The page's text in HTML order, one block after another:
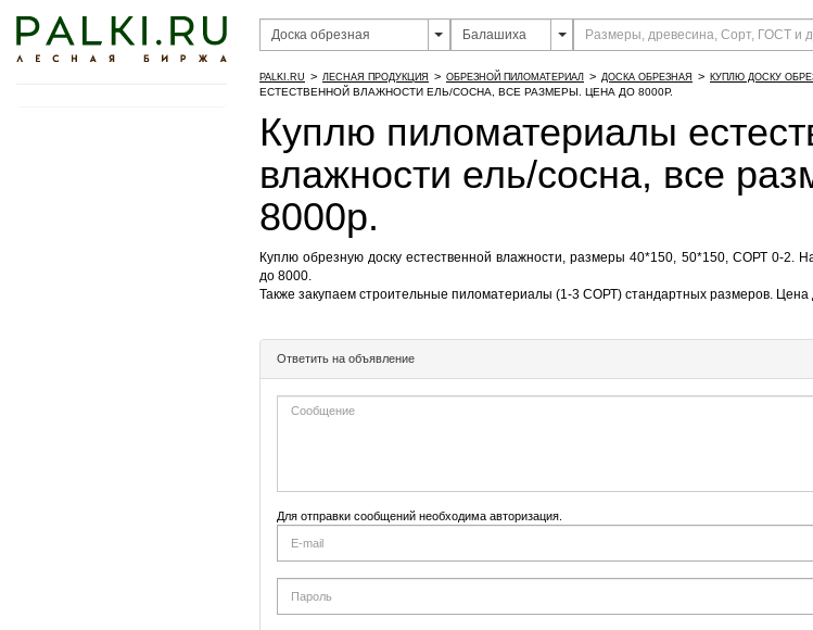
PALKI.RU > ЛЕСНАЯ ПРОДУКЦИЯ > ОБРЕЗНОЙ ПИЛОМАТЕРИАЛ > ДОСКА ОБРЕЗНАЯ > КУПЛЮ ДОСКУ
ЕСТЕСТВЕННОЙ ВЛАЖНОСТИ ЕЛЬ/СОСНА, ВСЕ РАЗМЕРЫ. ЦЕНА ДО 8000Р.
Куплю пиломатериалы
влажности ель/сосна, все
8000р.
Куплю обрезную доску естественной влажности, размеры 40*150, 50*150, СОРТ 0-2.
до 8000.
Также закупаем строительные пиломатериалы (1-3 СОРТ) стандартных размеров. Цена
Ответить на объявление
Для отправки сообщений необходима авторизация.
mail